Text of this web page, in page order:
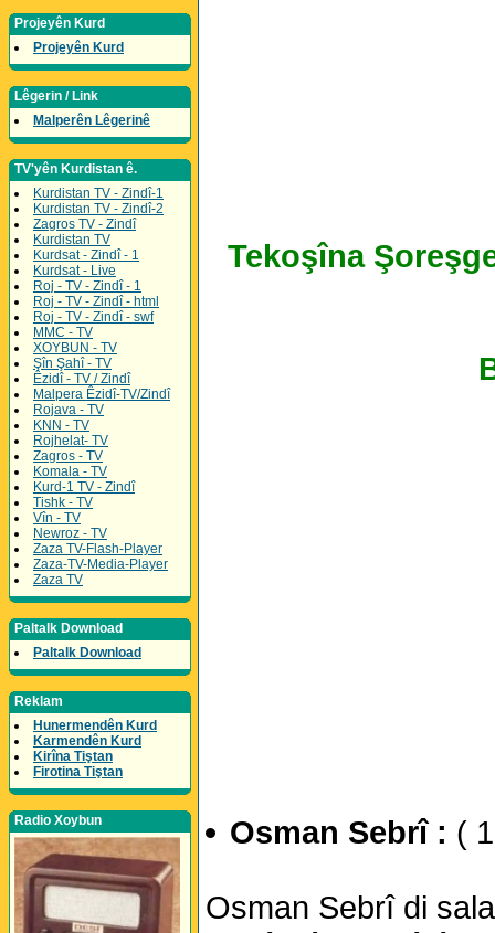
Projeyên Kurd
Projeyên Kurd
Lêgerin / Link
Malperên Lêgerinê
TV'yên Kurdistan ê.
Kurdistan TV - Zindî-1
Kurdistan TV - Zindî-2
Zagros TV - Zindî
Kurdistan TV
Kurdsat - Zindî - 1
Kurdsat - Live
Roj - TV - Zindî - 1
Roj - TV - Zindî - html
Roj - TV - Zindî - swf
MMC - TV
XOYBUN - TV
Şîn Şahî - TV
Êzidî - TV / Zindî
Malpera Êzidî-TV/Zindî
Rojava - TV
KNN - TV
Rojhelat- TV
Zagros - TV
Komala - TV
Kurd-1 TV - Zindî
Tishk - TV
Vîn - TV
Newroz - TV
Zaza TV-Flash-Player
Zaza-TV-Media-Player
Zaza TV
Paltalk Download
Paltalk Download
Reklam
Hunermendên Kurd
Karmendên Kurd
Kirîna Tiştan
Firotina Tiştan
Radio Xoybun
Tekoşîna
Osman Sebrî : (
Osman Sebrî di